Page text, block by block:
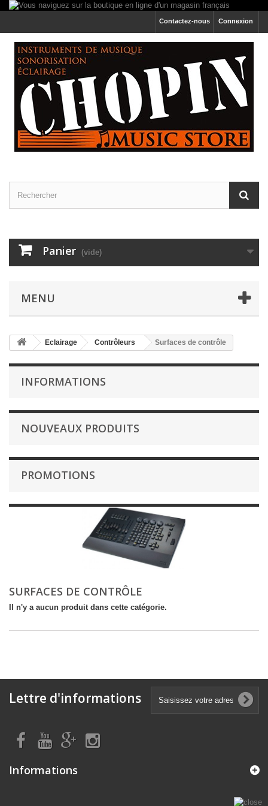
Connexion
Contactez-nous
Panier (vide)
MENU
Eclairage Contrôleurs Surfaces de contrôle
INFORMATIONS
NOUVEAUX PRODUITS
PROMOTIONS
SURFACES DE CONTRÔLE
Il n'y a aucun produit dans cette catégorie.
Lettre d'informations
Informations